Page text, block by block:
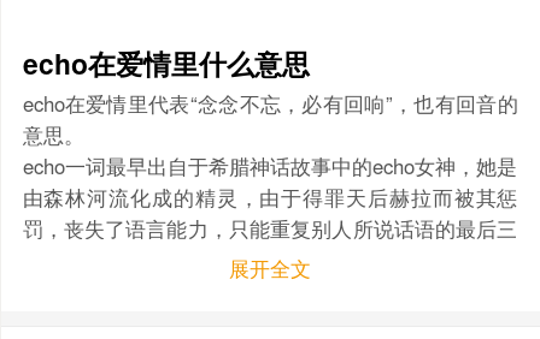
echo在爱情里什么意思
echo在爱情里代表“念念不忘，必有回响”，也有回音的
意思。
echo一词最早出自于希腊神话故事中的echo女神，她是
由森林河流化成的精灵，由于得罪天后赫拉而被其惩
罚，丧失了语言能力，只能重复别人所说话语的最后三
个字，后来echo爱上了高傲貌美的纳西索斯，因无法正
展开全文